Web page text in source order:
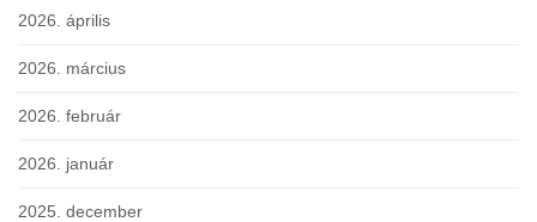
2026. április
2026. március
2026. február
2026. január
2025. december